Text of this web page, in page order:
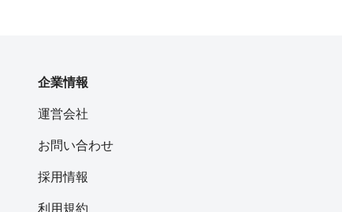
企業情報
運営会社
お問い合わせ
採用情報
利用規約